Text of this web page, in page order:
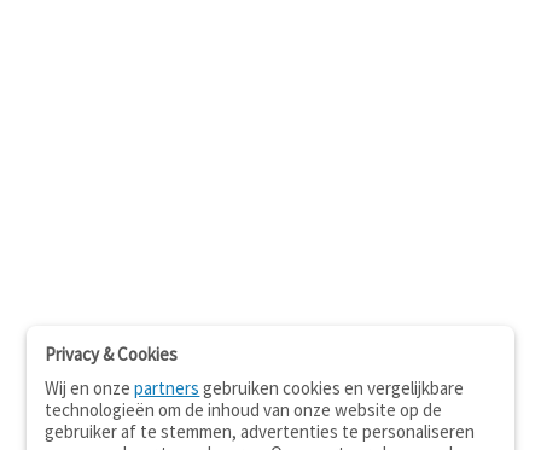
Privacy & Cookies
Wij en onzepartners gebruiken cookies en vergelijkbare
technologieën om de inhoud van onze website op de
gebruiker af te stemmen, advertenties te personaliseren